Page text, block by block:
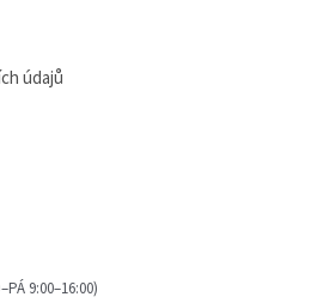
údajů